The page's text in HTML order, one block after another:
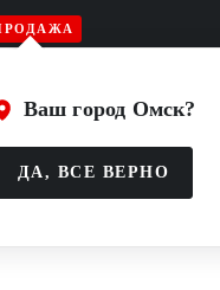
Ваш город Омск?
ДА, ВСЕ ВЕРНО
Каталог Игрок